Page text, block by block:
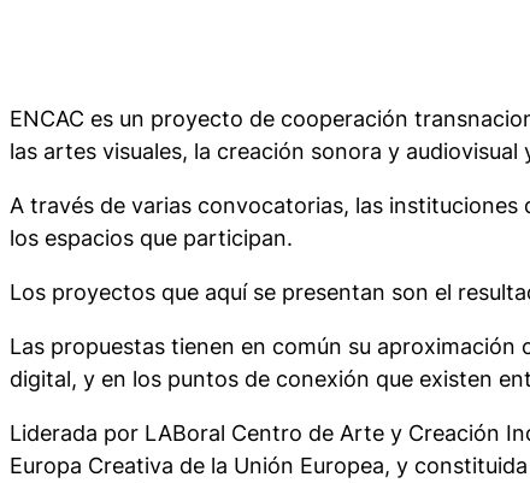
ENCAC es un proyecto de cooperación
las artes visuales, la creación sonora y audiovisual
A través de varias convocatorias, las
los espacios que participan.
Los proyectos que aquí se presentan son el
Las propuestas tienen en común su aproximación
digital, y en los puntos de conexión que existen
Liderada por LABoral Centro de Arte y Creación
Europa Creativa de la Unión Europea, y